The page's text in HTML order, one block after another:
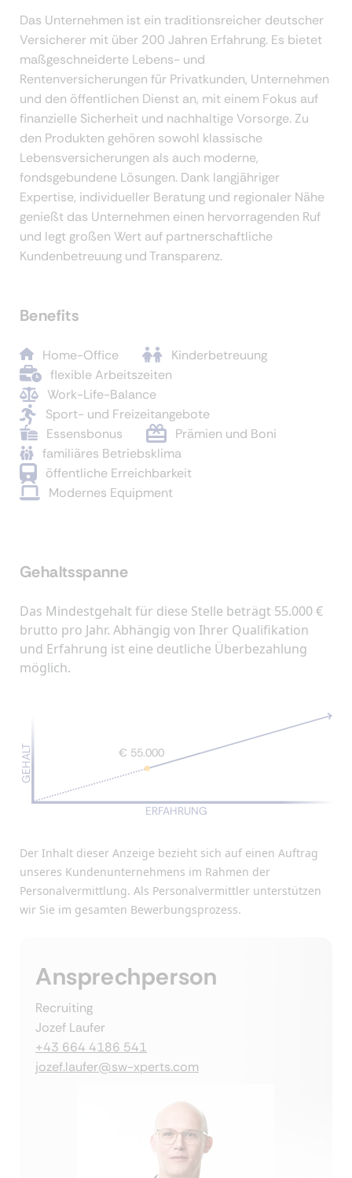
Das Unternehmen ist ein traditionsreicher deutscher
Versicherer mit über 200 Jahren Erfahrung. Es bietet
maßgeschneiderte Lebens- und
Rentenversicherungen für Privatkunden, Unternehmen
und den öffentlichen Dienst an, mit einem Fokus auf
finanzielle Sicherheit und nachhaltige Vorsorge. Zu
den Produkten gehören sowohl klassische
Lebensversicherungen als auch moderne,
fondsgebundene Lösungen. Dank langjähriger
Expertise, individueller Beratung und regionaler Nähe
genießt das Unternehmen einen hervorragenden Ruf
und legt großen Wert auf partnerschaftliche
Kundenbetreuung und Transparenz.
Benefits
Home-Office
Kinderbetreuung
flexible Arbeitszeiten
Work-Life-Balance
Sport- und Freizeitangebote
Essensbonus
Prämien und Boni
familiäres Betriebsklima
öffentliche Erreichbarkeit
Modernes Equipment
Gehaltsspanne
Das Mindestgehalt für diese Stelle beträgt 55.000 €
brutto pro Jahr. Abhängig von Ihrer Qualifikation
und Erfahrung ist eine deutliche Überbezahlung
möglich.
GEHALT
ERFAHRUNG
€ 55.000
Der Inhalt dieser Anzeige bezieht sich auf einen Auftrag
unseres Kundenunternehmens im Rahmen der
Personalvermittlung. Als Personalvermittler unterstützen
wir Sie im gesamten Bewerbungsprozess.
Ansprechperson
Recruiting
Jozef Laufer
+43 664 4186 541
jozef.laufer@sw-xperts.com